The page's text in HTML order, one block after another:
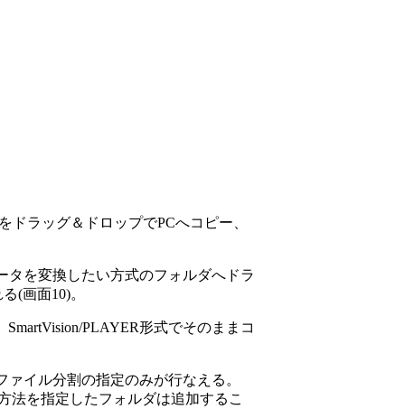
ラッグ＆ドロップでPCへコピー、
を変換したい方式のフォルダへドラ
(画面10)。
PLAYER形式でそのままコ
イル分割の指定のみが行なえる。
法を指定したフォルダは追加するこ